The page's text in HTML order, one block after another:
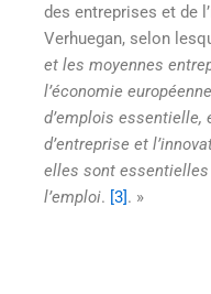
des entreprises et de
Verhuegan, selon
et les moyennes
l’économie
d’emplois essentielle,
d’entreprise et
elles sont
l’emploi. [3]. »